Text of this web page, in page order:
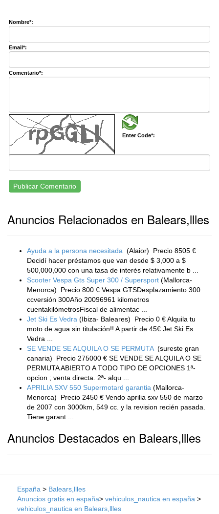
Nombre*:
Email*:
Comentario*:
Enter Code*:
Publicar Comentario
Anuncios Relacionados en Balears,llles
Ayuda a la persona necesitada (Alaior)
Precio 8505 €
Decidí hacer préstamos que van desde $ 3,000 a $
500,000,000 con una tasa de interés relativamente b ...
Scooter Vespa Gts Super 300 / Supersport (Mallorca-
Menorca)
Precio 800 € Vespa GTSDesplazamiento 300
ccversión 300Año 20096961 kilometros
cuentakilómetrosFiscal de alimentac ...
Jet Ski Es Vedra (Ibiza- Baleares)
Precio 0 € Alquila tu
moto de agua sin titulación!! A partir de 45€ Jet Ski Es
Vedra ...
SE VENDE SE ALQUILA O SE PERMUTA (sureste gran
canaria)
Precio 275000 € SE VENDE SE ALQUILA O SE
PERMUTA ABIERTO A TODO TIPO DE OPCIONES 1ª-
opcion ; venta directa. 2ª- alqu ...
APRILIA SXV 550 Supermotard garantia (Mallorca-
Menorca)
Precio 2450 € Vendo aprilia sxv 550 de marzo
de 2007 con 3000km, 549 cc. y la revision recién pasada.
Tiene garant ...
Anuncios Destacados en Balears,llles
España > Balears,llles
Anuncios gratis en españa> vehiculos_nautica en españa >
vehiculos_nautica en Balears,llles